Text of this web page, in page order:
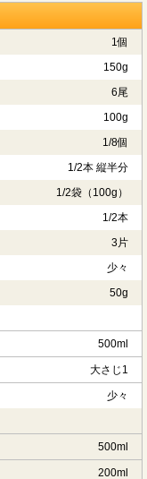
1個
150g
6尾
100g
1/8個
1/2本 縦半分
1/2袋（100g）
1/2本
3片
少々
50g
500ml
大さじ1
少々
500ml
200ml